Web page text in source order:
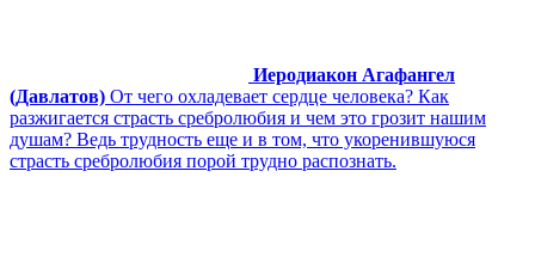
Иеродиакон Агафангел
(Давлатов) От чего охладевает сердце человека? Как
разжигается страсть сребролюбия и чем это грозит нашим
душам? Ведь трудность еще и в том, что укоренившуюся
страсть сребролюбия порой трудно распознать.